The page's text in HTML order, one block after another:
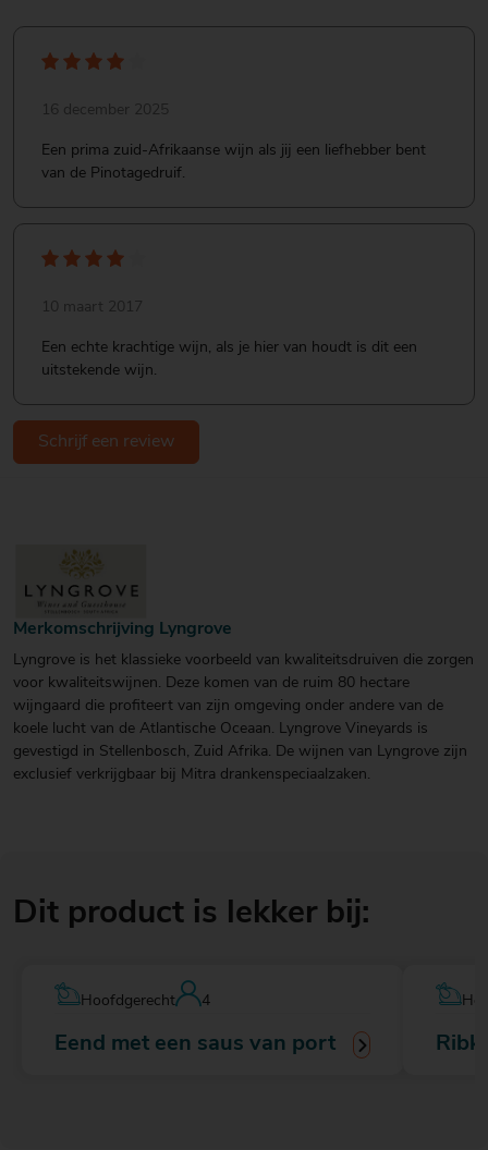
16 december 2025
Een prima zuid-Afrikaanse wijn als jij een liefhebber bent
van de Pinotagedruif.
10 maart 2017
Een echte krachtige wijn, als je hier van houdt is dit een
uitstekende wijn.
Schrijf een review
Merkomschrijving Lyngrove
Lyngrove is het klassieke voorbeeld van kwaliteitsdruiven die zorgen
voor kwaliteitswijnen. Deze komen van de ruim 80 hectare
wijngaard die profiteert van zijn omgeving onder andere van de
koele lucht van de Atlantische Oceaan. Lyngrove Vineyards is
gevestigd in Stellenbosch, Zuid Afrika. De wijnen van Lyngrove zijn
exclusief verkrijgbaar bij Mitra drankenspeciaalzaken.
Dit product is lekker bij:
Hoofdgerecht 4
Eend met een saus van port